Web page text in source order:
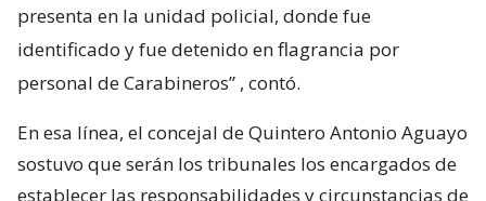
presenta en la unidad policial, donde fue
identificado y fue detenido en flagrancia por
personal de Carabineros” , contó.
En esa línea, el concejal de Quintero Antonio Aguayo
sostuvo que serán los tribunales los encargados de
establecer las responsabilidades y circunstancias de